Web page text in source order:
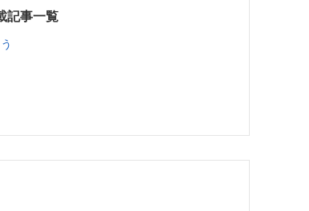
記事一覧